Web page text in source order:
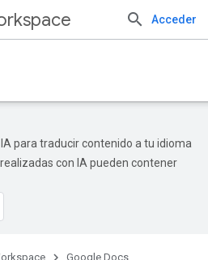
Acceder
para traducir contenido a tu idioma
con IA pueden contener
Google Docs